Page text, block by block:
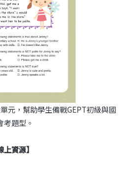
元，幫助學生備戰GEPT初級與國
考題型。
上資源】